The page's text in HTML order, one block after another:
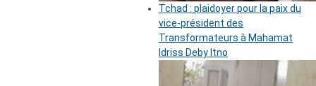
Tchad : plaidoyer pour la paix du
vice-président des
Transformateurs à Mahamat
Idriss Deby Itno